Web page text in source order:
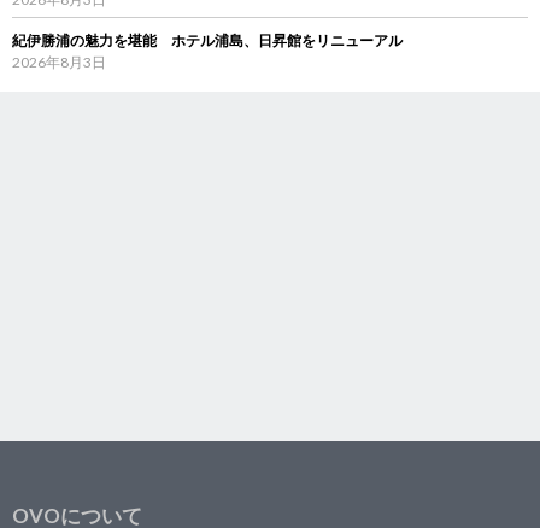
紀伊勝浦の魅力を堪能 ホテル浦島、日昇館をリニューアル
2026年8月3日
OVOについて